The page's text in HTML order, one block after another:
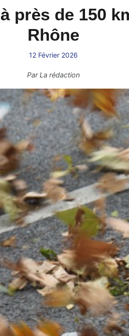
près de 150
Rhône
12 Février 2026
ParLa rédaction